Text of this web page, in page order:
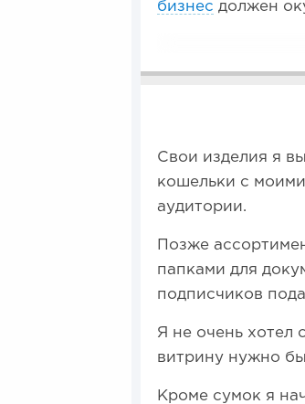
бизнес должен
Свои изделия я
кошельки с
аудитории.
Позже
папками для
подписчиков
Я не очень хотел
витрину нужно
Кроме сумок я